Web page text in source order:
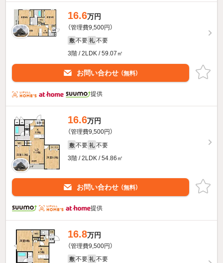
16.6万円
（管理費9,500円）
敷 不要 礼 不要
3階 / 2LDK / 59.07㎡
お問い合わせ （無料）
提供
16.6万円
（管理費9,500円）
敷 不要 礼 不要
3階 / 2LDK / 54.86㎡
お問い合わせ （無料）
提供
16.8万円
（管理費9,500円）
敷 不要 礼 不要